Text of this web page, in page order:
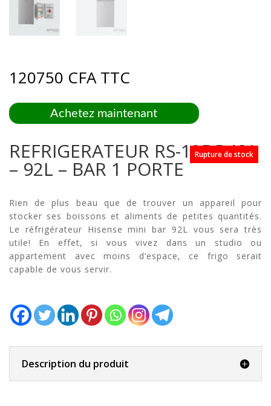
120750 CFA TTC
Achetez maintenant
REFRIGERATEUR RS-12DR4SA
– 92L – BAR 1 PORTE
Rien de plus beau que de trouver un appareil pour
stocker ses boissons et aliments de petites quantités.
Le réfrigérateur Hisense mini bar 92L vous sera très
utile! En effet, si vous vivez dans un studio ou
appartement avec moins d’espace, ce frigo serait
capable de vous servir.
Rupture de stock
Description du produit